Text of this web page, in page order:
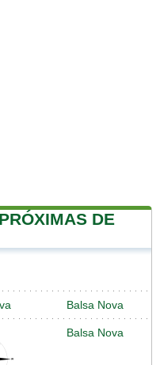
DE
Balsa Nova
Balsa Nova